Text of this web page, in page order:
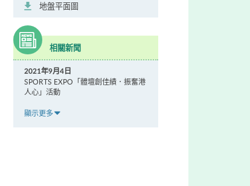
地盤平面圖
相關新聞
2021年9月4日
SPORTS EXPO「體壇創佳績．振奮港
人心」活動
顯示更多